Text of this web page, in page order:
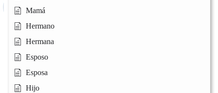
Mamá
Hermano
Hermana
Esposo
Esposa
Hijo